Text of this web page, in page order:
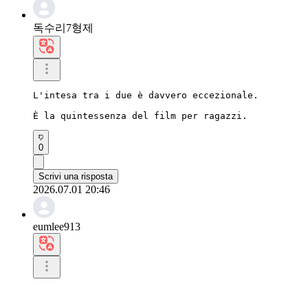
독수리7형제
L'intesa tra i due è davvero eccezionale.
È la quintessenza del film per ragazzi.
0
Scrivi una risposta
2026.07.01 20:46
eumlee913